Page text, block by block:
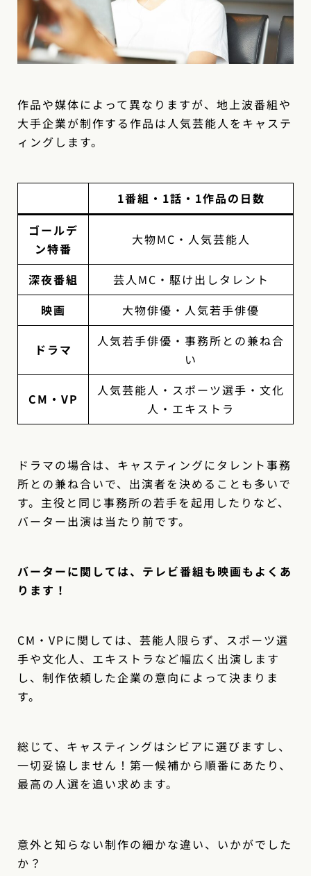
作品や媒体によって異なりますが、地上波番組や
大手企業が制作する作品は人気芸能人をキャステ
ィングします。
1番組・1話・1作品の日数
ゴールデ
ン特番
大物MC・人気芸能人
深夜番組
芸人MC・駆け出しタレント
映画
大物俳優・人気若手俳優
ドラマ
人気若手俳優・事務所との兼ね合
い
CM・VP
人気芸能人・スポーツ選手・文化
人・エキストラ
ドラマの場合は、キャスティングにタレント事務
所との兼ね合いで、出演者を決めることも多いで
す。主役と同じ事務所の若手を起用したりなど、
バーター出演は当たり前です。
バーターに関しては、テレビ番組も映画もよくあ
ります！
CM・VPに関しては、芸能人限らず、スポーツ選
手や文化人、エキストラなど幅広く出演します
し、制作依頼した企業の意向によって決まりま
す。
総じて、キャスティングはシビアに選びますし、
一切妥協しません！第一候補から順番にあたり、
最高の人選を追い求めます。
意外と知らない制作の細かな違い、いかがでした
か？